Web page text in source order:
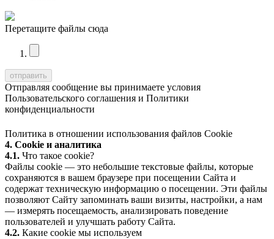
Перетащите файлы сюда
Отправляя сообщение вы принимаете условия
Пользовательского соглашения и Политики
конфиденциальности
Политика в отношении использования файлов Cookie
4. Cookie и аналитика
4.1. Что такое cookie?
Файлы cookie — это небольшие текстовые файлы, которые
сохраняются в вашем браузере при посещении Сайта и
содержат техническую информацию о посещении. Эти файлы
позволяют Сайту запоминать ваши визиты, настройки, а нам
— измерять посещаемость, анализировать поведение
пользователей и улучшать работу Сайта.
4.2. Какие cookie мы используем